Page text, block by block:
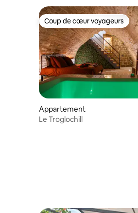
Coup de cœur voyageurs
Coup de cœur voyageurs
Appartement
Le Troglochill